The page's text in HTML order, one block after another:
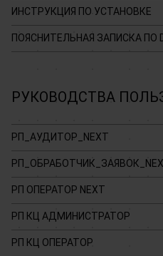
ИНСТРУКЦИЯ ПО УСТАНОВКЕ
ПОЯСНИТЕЛЬНАЯ ЗАПИСКА ПО
РУКОВОДСТВА
РП_АУДИТОР_NEXT
РП ОПЕРАТОР NEXT
РП КЦ АДМИНИСТРАТОР
РП КЦ ОПЕРАТОР